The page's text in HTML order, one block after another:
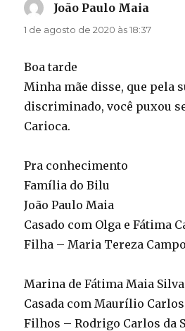
João Paulo Maia
1 de agosto de 2020 às 18:37
Boa tarde
Minha mãe disse, que pela
discriminado, você puxou
Carioca.
Pra conhecimento
Família do Bilu
João Paulo Maia
Casado com Olga e Fátima
Filha – Maria Tereza
Marina de Fátima Maia Silva
Casada com Maurílio
Filhos – Rodrigo Carlos da